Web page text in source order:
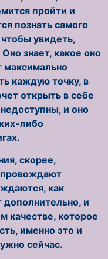
пройти и
познать самого
увидеть,
знает, какое оно
максимально
каждую точку, в
открыть в себе
и оно
либо
скорее,
как
дополнительно, и
качестве, которое
именно это и
сейчас.